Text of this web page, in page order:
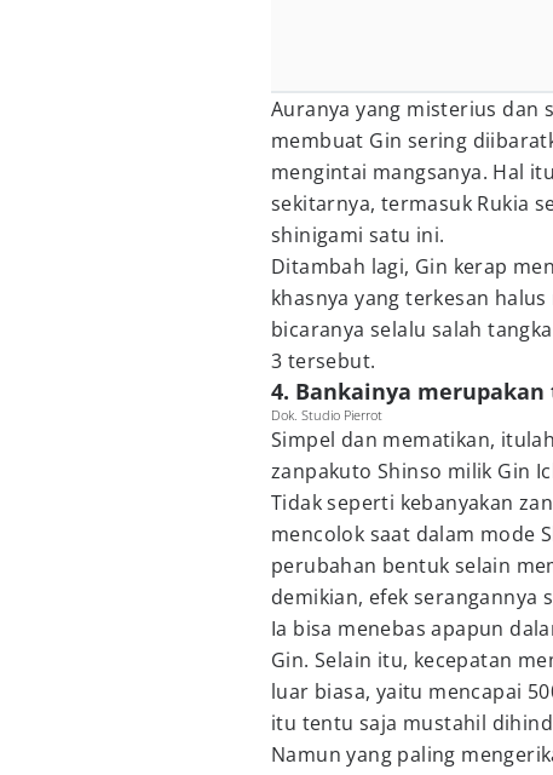
Auranya yang misterius dan
membuat Gin sering
mengintai mangsanya. Hal
sekitarnya, termasuk Rukia
shinigami satu ini.
Ditambah lagi, Gin kerap
khasnya yang terkesan
bicaranya selalu salah
3 tersebut.
4. Bankainya
Dok. Studio Pierrot
Simpel dan mematikan,
zanpakuto Shinso milik Gin
Tidak seperti kebanyakan
mencolok saat dalam mode
perubahan bentuk selain
demikian, efek serangannya
Ia bisa menebas apapun
Gin. Selain itu, kecepatan
luar biasa, yaitu mencapai
itu tentu saja mustahil
Namun yang paling